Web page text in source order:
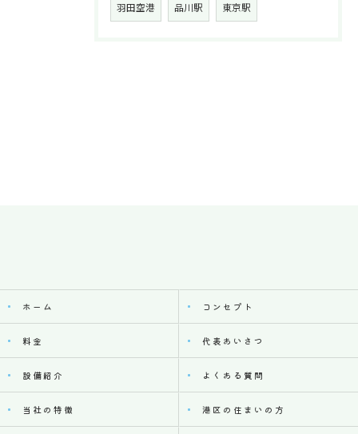
羽田空港 品川駅 東京駅
ホーム コンセプト
料金 代表あいさつ
設備紹介 よくある質問
当社の特徴 港区の住まいの方